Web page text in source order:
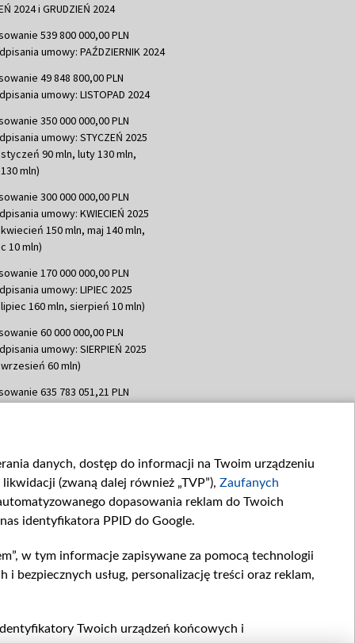
2024 i GRUDZIEŃ 2024
539 800 000,00 PLN
umowy: PAŹDZIERNIK 2024
49 848 800,00 PLN
umowy: LISTOPAD 2024
350 000 000,00 PLN
umowy: STYCZEŃ 2025
90 mln, luty 130 mln,
mln)
300 000 000,00 PLN
umowy: KWIECIEŃ 2025
150 mln, maj 140 mln,
10 mln)
170 000 000,00 PLN
umowy: LIPIEC 2025
160 mln, sierpień 10 mln)
60 000 000,00 PLN
umowy: SIERPIEŃ 2025
60 mln)
635 783 051,21 PLN
48 862 000,00 PLN
umowy: GRUDZIEŃ 2025
60,548 mln)
900 000 000,00 PLN
80 mln, 4 marca 370 mln,8
180 mln, 7 maja 180 mln, 8
umowy LIPIEC 2026 (wpłata
danych, dostęp do informacji na Twoim urządzeniu
(zwaną dalej również „TVP”), Zaufanych
dopasowania reklam do Twoich
identyfikatora PPID do Google.
w tym informacje zapisywane za pomocą technologii
usług, personalizację treści oraz reklam,
Twoich urządzeń końcowych i